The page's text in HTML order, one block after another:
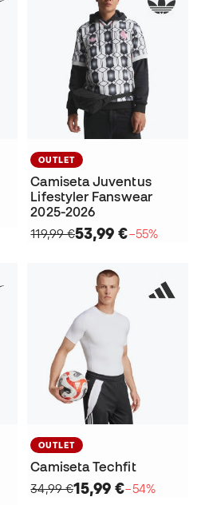
OUTLET
Camiseta Juventus
Lifestyler Fanswear
2025-2026
119,99 €53,99 €−55%
OUTLET
Camiseta Techfit
34,99 €15,99 €−54%